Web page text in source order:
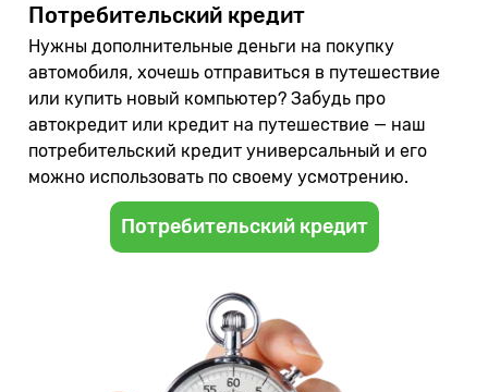
Потребительский кредит
Нужны дополнительные деньги на покупку
автомобиля, хочешь отправиться в путешествие
или купить новый компьютер? Забудь про
автокредит или кредит на путешествие — наш
потребительский кредит универсальный и его
можно использовать по своему усмотрению.
Потребительский кредит